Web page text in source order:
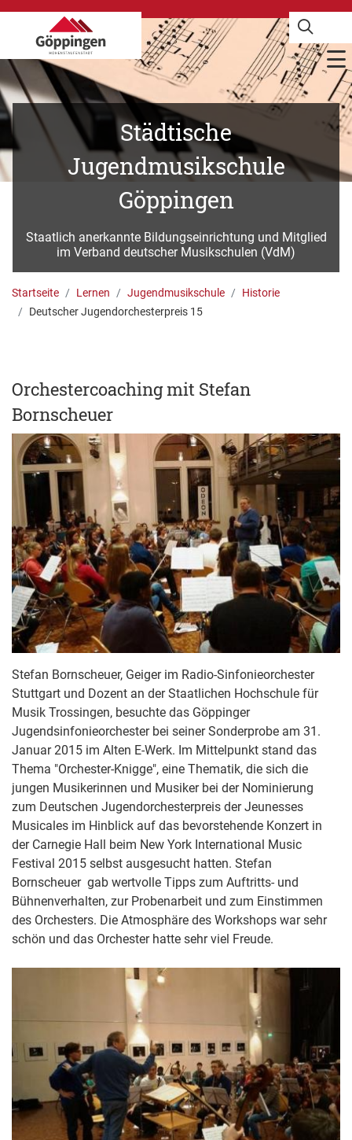
Städtische
Jugendmusikschule
Göppingen
Staatlich anerkannte Bildungseinrichtung und Mitglied
im Verband deutscher Musikschulen (VdM)
Startseite Lernen Jugendmusikschule
Historie
Deutscher Jugendorchesterpreis 15
Orchestercoaching mit Stefan
Bornscheuer
Stefan Bornscheuer, Geiger im Radio-Sinfonieorchester
Stuttgart und Dozent an der Staatlichen Hochschule für
Musik Trossingen, besuchte das Göppinger
Jugendsinfonieorchester bei seiner Sonderprobe am 31.
Januar 2015 im Alten E-Werk. Im Mittelpunkt stand das
Thema "Orchester-Knigge", eine Thematik, die sich die
jungen Musikerinnen und Musiker bei der Nominierung
zum Deutschen Jugendorchesterpreis der Jeunesses
Musicales im Hinblick auf das bevorstehende Konzert in
der Carnegie Hall beim New York International Music
Festival 2015 selbst ausgesucht hatten. Stefan
Bornscheuer gab wertvolle Tipps zum Auftritts- und
Bühnenverhalten, zur Probenarbeit und zum Einstimmen
des Orchesters. Die Atmosphäre des Workshops war sehr
schön und das Orchester hatte sehr viel Freude.